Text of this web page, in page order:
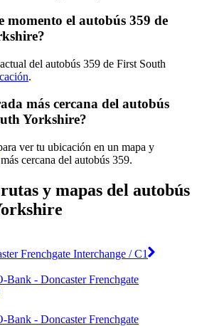
momento el autobús 359 de
del autobús 359 de First South
.
más cercana del autobús
Yorkshire?
ver tu ubicación en un mapa y
cercana del autobús 359.
y mapas del autobús
Frenchgate Interchange / C1
Bank - Doncaster Frenchgate
Bank - Doncaster Frenchgate